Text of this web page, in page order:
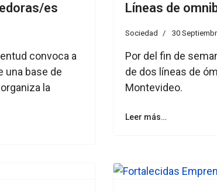
es
convoca a
una base de
la
Líneas de
Sociedad 30
Por del fin de
de dos líneas de
Montevideo.
Leer más…